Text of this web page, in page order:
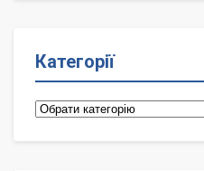
Категорії
Категорії